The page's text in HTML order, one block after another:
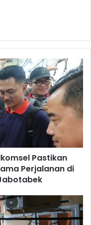
Pastikan
Perjalanan di